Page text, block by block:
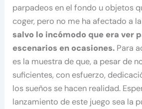
parpadeos en el fondo u objetos
coger, pero no me ha afectado a
salvo lo incómodo que era ver
escenarios en ocasiones. Para
es la muestra de que, a pesar de
suficientes, con esfuerzo,
los sueños se hacen realidad.
lanzamiento de este juego sea la